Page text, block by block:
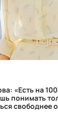
«Есть на
понимать
свободнее